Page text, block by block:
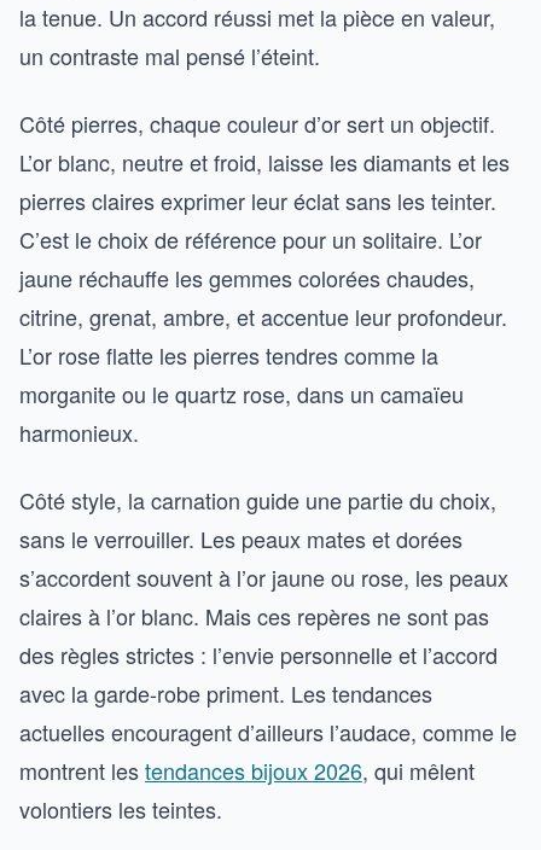
la tenue. Un accord réussi met la pièce en valeur,
un contraste mal pensé l’éteint.
Côté pierres, chaque couleur d’or sert un objectif.
L’or blanc, neutre et froid, laisse les diamants et les
pierres claires exprimer leur éclat sans les teinter.
C’est le choix de référence pour un solitaire. L’or
jaune réchauffe les gemmes colorées chaudes,
citrine, grenat, ambre, et accentue leur profondeur.
L’or rose flatte les pierres tendres comme la
morganite ou le quartz rose, dans un camaïeu
harmonieux.
Côté style, la carnation guide une partie du choix,
sans le verrouiller. Les peaux mates et dorées
s’accordent souvent à l’or jaune ou rose, les peaux
claires à l’or blanc. Mais ces repères ne sont pas
des règles strictes : l’envie personnelle et l’accord
avec la garde-robe priment. Les tendances
actuelles encouragent d’ailleurs l’audace, comme le
montrent lestendances bijoux 2026, qui mêlent
volontiers les teintes.